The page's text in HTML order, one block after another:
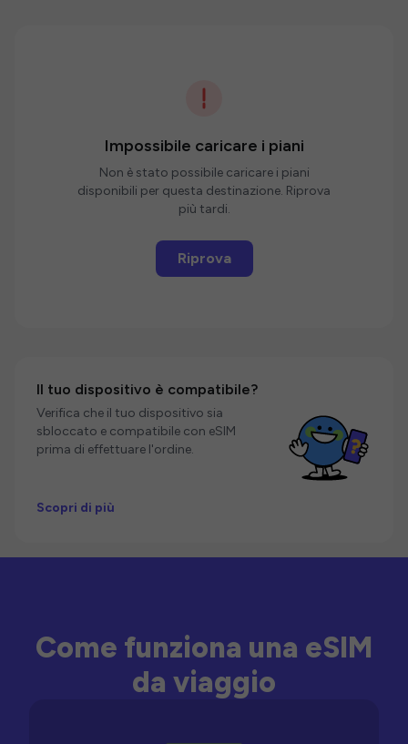
Impossibile caricare i piani
Non è stato possibile caricare i piani
disponibili per questa destinazione. Riprova
più tardi.
Riprova
Il tuo dispositivo è compatibile?
Verifica che il tuo dispositivo sia
sbloccato e compatibile con eSIM
prima di effettuare l'ordine.
Scopri di più
Come funziona una eSIM
da viaggio